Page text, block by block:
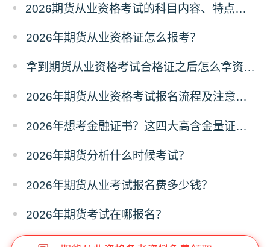
2026期货从业资格考试的科目内容、特点及难度深度解析
2026年期货从业资格证怎么报考？
拿到期货从业资格考试合格证之后怎么拿资格证？
2026年期货从业资格考试报名流程及注意事项全攻略
2026年想考金融证书？这四大高含金量证书别错过！
2026年期货分析什么时候考试？
2026年期货从业考试报名费多少钱？
2026年期货考试在哪报名？